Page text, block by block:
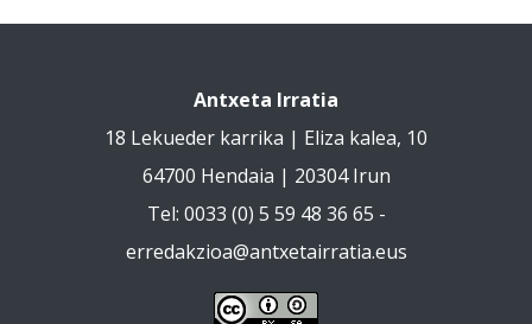
Antxeta Irratia
18 Lekueder karrika | Eliza kalea, 10
64700 Hendaia | 20304 Irun
Tel: 0033 (0) 5 59 48 36 65 -
erredakzioa@antxetairratia.eus